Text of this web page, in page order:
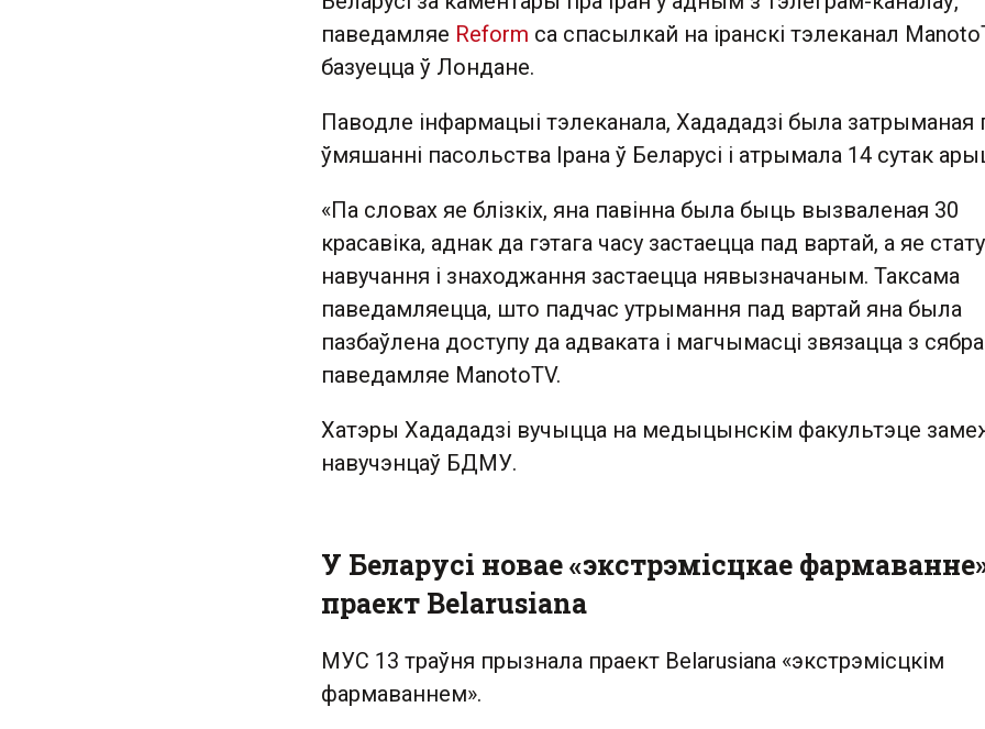
паведамляе Reform са спасылкай на іранскі тэлеканал
базуецца ў Лондане.
Паводле інфармацыі тэлеканала, Хадададзі была затрыманая
ўмяшанні пасольства Ірана ў Беларусі і атрымала 14 сутак
«Па словах яе блізкіх, яна павінна была быць вызваленая 30
красавіка, аднак да гэтага часу застаецца пад вартай, а яе
навучання і знаходжання застаецца нявызначаным. Таксама
паведамляецца, што падчас утрымання пад вартай яна была
пазбаўлена доступу да адваката і магчымасці звязацца з
паведамляе ManotoTV.
Хатэры Хадададзі вучыцца на медыцынскім факультэце
навучэнцаў БДМУ.
У Беларусі новае «экстрэмісцкае
праект Belarusiana
МУС 13 траўня прызнала праект Belarusiana «экстрэмісцкім
фармаваннем».